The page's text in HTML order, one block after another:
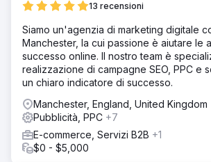
13 recensioni
Siamo un'agenzia di marketing digitale
Manchester, la cui passione è aiutare le
successo online. Il nostro team è
realizzazione di campagne SEO, PPC e
un chiaro indicatore di successo.
Manchester, England, United Kingdom
Pubblicità, PPC +7
E-commerce, Servizi B2B +1
$0 - $5,000